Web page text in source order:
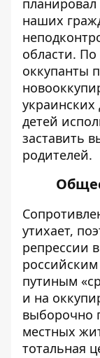
наших
области.
оккупанты
детей
заставить
родителей.
утихает,
репрессии
путиным
и на
выборочно
местных
тотальная